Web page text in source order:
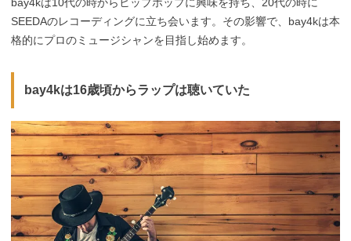
SEEDAのレコーディングに立ち会います。その影響で、bay4kは本
格的にプロのミュージシャンを目指し始めます。
bay4kは16歳頃からラップは聴いていた